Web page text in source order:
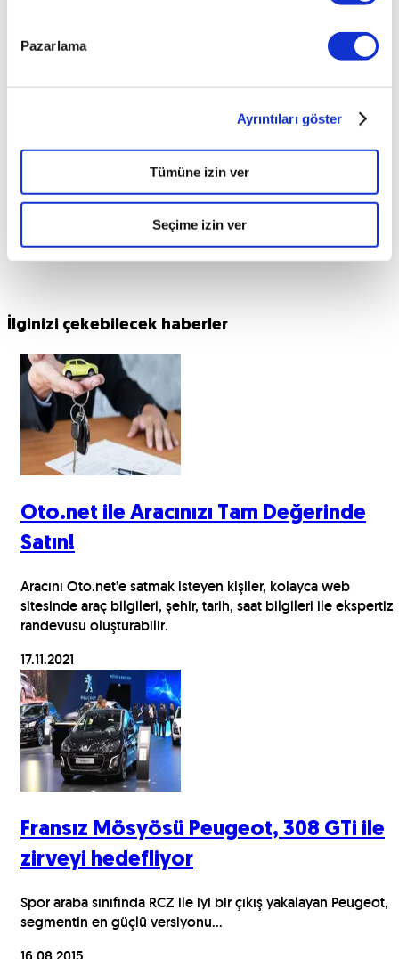
Pazarlama
Ayrıntıları göster
Tümüne izin ver
Seçime izin ver
İlginizi çekebilecek haberler
Oto.net ile Aracınızı Tam Değerinde
Satın!
Aracını Oto.net’e satmak isteyen kişiler, kolayca web
sitesinde araç bilgileri, şehir, tarih, saat bilgileri ile ekspertiz
randevusu oluşturabilir.
17.11.2021
Fransız Mösyösü Peugeot, 308 GTi ile
zirveyi hedefliyor
Spor araba sınıfında RCZ ile iyi bir çıkış yakalayan Peugeot,
segmentin en güçlü versiyonu...